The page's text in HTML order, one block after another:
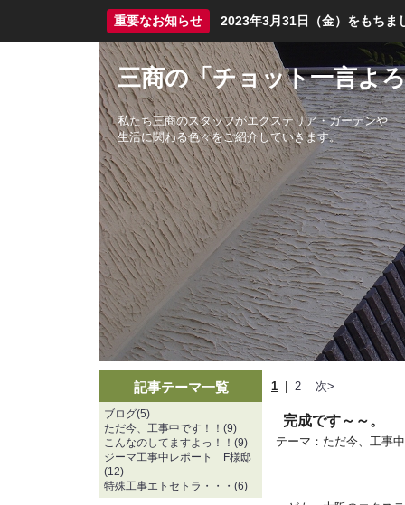
重要なお知らせ 2023年3月31日（金）をもちま
三商の「チョット一言よ
私たち三商のスタッフがエクステリア・ガーデンや
生活に関わる色々をご紹介していきます。
1 2 次>
完成です～～。
テーマ： ただ今、工事
記事テーマ一覧
ブログ(5)
ただ今、工事中です！！(9)
こんなのしてますよっ！！(9)
ジーマ工事中レポート F様邸
(12)
特殊工事エトセトラ・・・(6)